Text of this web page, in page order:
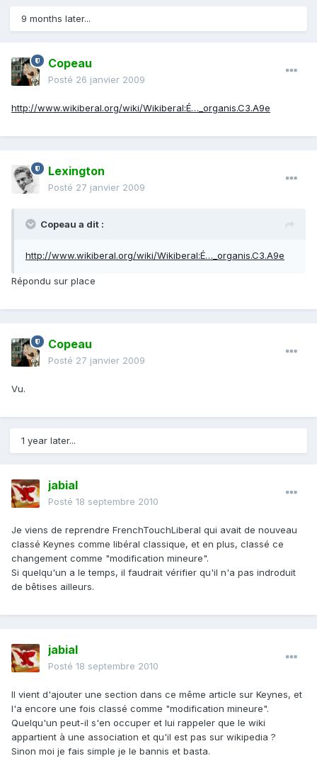
9 months later...
Copeau
Posté 26 janvier 2009
http://www.wikiberal.org/wiki/Wikiberal:É…_organis.C3.A9e
Lexington
Posté 27 janvier 2009
Copeau a dit :
http://www.wikiberal.org/wiki/Wikiberal:É…_organis.C3.A9e
Répondu sur place
Copeau
Posté 27 janvier 2009
Vu.
1 year later...
jabial
Posté 18 septembre 2010
Je viens de reprendre FrenchTouchLiberal qui avait de nouveau
classé Keynes comme libéral classique, et en plus, classé ce
changement comme "modification mineure".
Si quelqu'un a le temps, il faudrait vérifier qu'il n'a pas indroduit
de bêtises ailleurs.
jabial
Posté 18 septembre 2010
Il vient d'ajouter une section dans ce même article sur Keynes, et
l'a encore une fois classé comme "modification mineure".
Quelqu'un peut-il s'en occuper et lui rappeler que le wiki
appartient à une association et qu'il est pas sur wikipedia ?
Sinon moi je fais simple je le bannis et basta.